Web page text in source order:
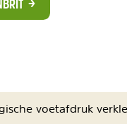
voetafdruk